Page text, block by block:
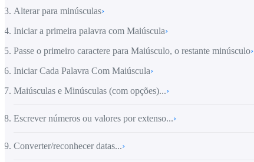
Alterar para minúsculas›
Iniciar a primeira palavra com Maiúscula›
Passe o primeiro caractere para Maiúsculo, o restante minúsculo›
Iniciar Cada Palavra Com Maiúscula›
Maiúsculas e Minúsculas (com opções)...›
Escrever números ou valores por extenso...›
Converter/reconhecer datas...›